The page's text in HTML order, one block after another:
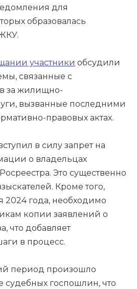
для
образовалась
участники обсудили
связанные с
за жилищно-
вызванные последними
правовых актах.
в силу запрет на
о владельцах
Это существенно
Кроме того,
2024 года, необходимо
копии заявлений о
что добавляет
в процесс.
период произошло
судебных госпошлин, что